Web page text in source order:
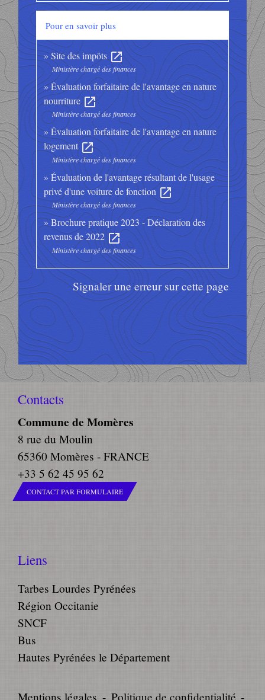
Pour en savoir plus
Site des impôtsopen_in_new
Ministère chargé des finances
Évaluation forfaitaire de l'avantage en nature
nourritureopen_in_new
Ministère chargé des finances
Évaluation forfaitaire de l'avantage en nature
logement open_in_new
Ministère chargé des finances
Évaluation de l'avantage résultant de l'usage
privé d'une voiture de fonction open_in_new
Ministère chargé des finances
Brochure pratique 2023 - Déclaration des
revenus de 2022open_in_new
Ministère chargé des finances
Signaler une erreur sur cette page
Contacts
Commune de Momères
8 rue du Moulin
65360 Momères - FRANCE
+33 5 62 45 95 62
CONTACT PAR FORMULAIRE
Liens
Tarbes Lourdes Pyrénées
Région Occitanie
SNCF
Bus
Hautes Pyrénées le Département
Mentions légales - Politique de confidentialité -